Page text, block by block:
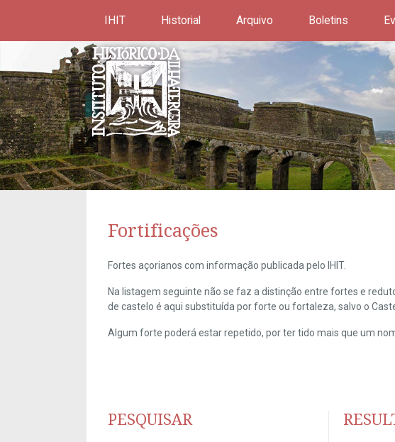
IHIT Historial Arquivo Boletins
Fortificações
Fortes açorianos com informação publicada pelo IHIT.
Na listagem seguinte não se faz a distinção entre fortes e
de castelo é aqui substituída por forte ou fortaleza, salvo o
Algum forte poderá estar repetido, por ter tido mais que um
PESQUISAR